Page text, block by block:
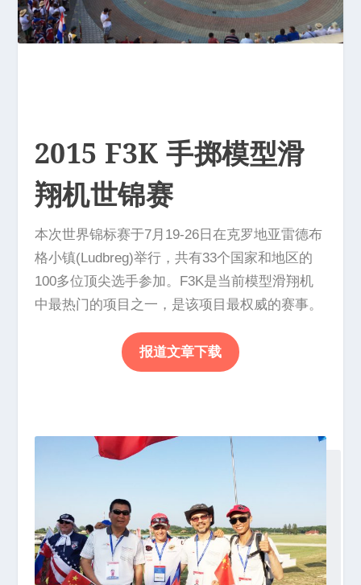
2015 F3K 手掷模型滑
翔机世锦赛
本次世界锦标赛于7月19-26日在克罗地亚雷德布
格小镇(Ludbreg)举行，共有33个国家和地区的
100多位顶尖选手参加。F3K是当前模型滑翔机
中最热门的项目之一，是该项目最权威的赛事。
报道文章下载